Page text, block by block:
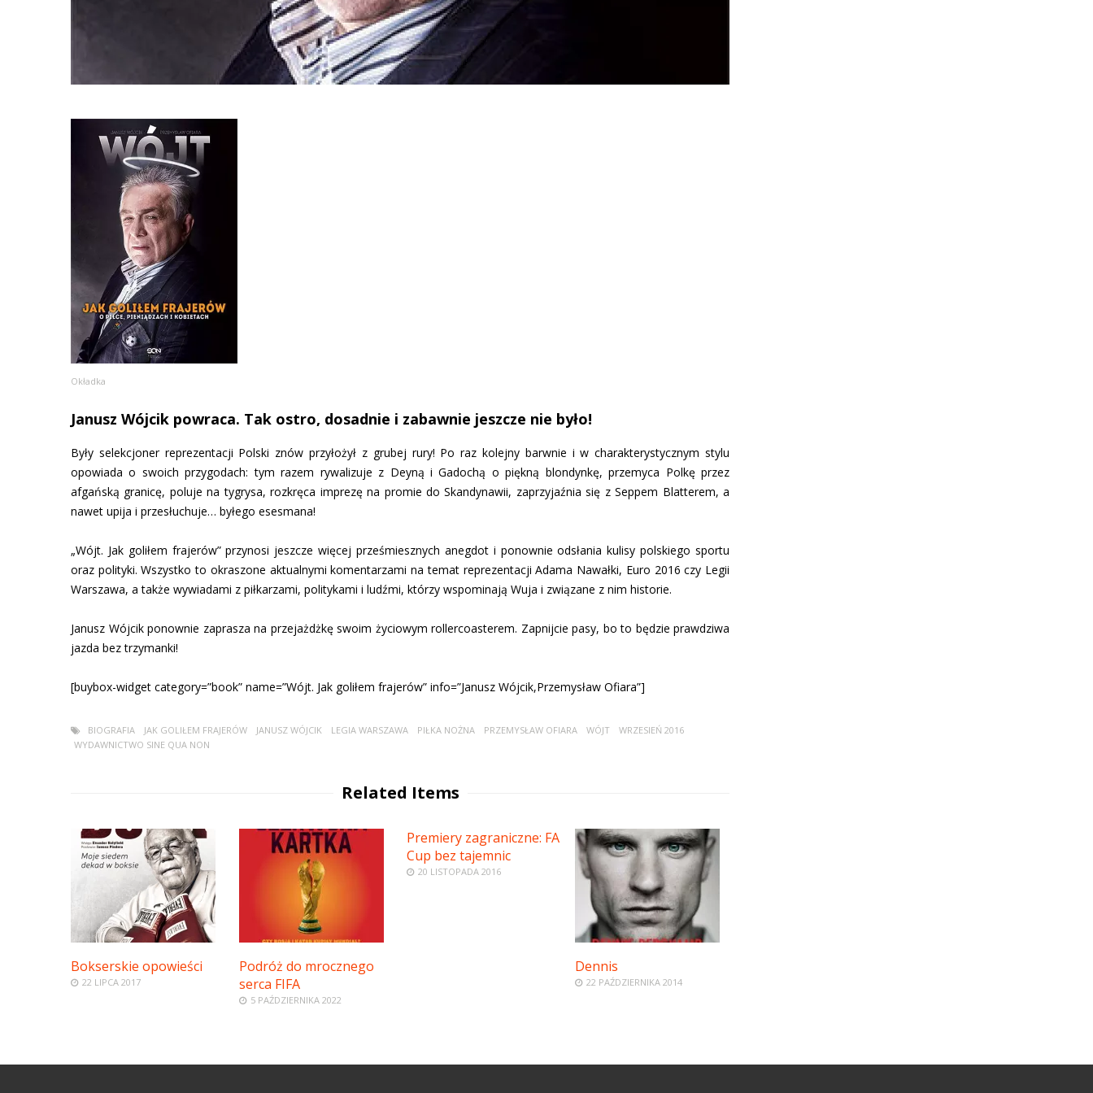
Okładka
Janusz Wójcik powraca. Tak ostro, dosadnie i zabawnie jeszcze nie było!
Były selekcjoner reprezentacji Polski znów przyłożył z grubej rury! Po raz kolejny barwnie i w charakterystycznym stylu
opowiada o swoich przygodach: tym razem rywalizuje z Deyną i Gadochą o piękną blondynkę, przemyca Polkę przez
afgańską granicę, poluje na tygrysa, rozkręca imprezę na promie do Skandynawii, zaprzyjaźnia się z Seppem Blatterem, a
nawet upija i przesłuchuje… byłego esesmana!
„Wójt. Jak goliłem frajerów” przynosi jeszcze więcej prześmiesznych anegdot i ponownie odsłania kulisy polskiego sportu
oraz polityki. Wszystko to okraszone aktualnymi komentarzami na temat reprezentacji Adama Nawałki, Euro 2016 czy Legii
Warszawa, a także wywiadami z piłkarzami, politykami i ludźmi, którzy wspominają Wuja i związane z nim historie.
Janusz Wójcik ponownie zaprasza na przejażdżkę swoim życiowym rollercoasterem. Zapnijcie pasy, bo to będzie prawdziwa
jazda bez trzymanki!
[buybox-widget category=”book” name=”Wójt. Jak goliłem frajerów” info=”Janusz Wójcik,Przemysław Ofiara”]
BIOGRAFIA JAK GOLIŁEM FRAJERÓW JANUSZ WÓJCIK LEGIA WARSZAWA PIŁKA NOŻNA PRZEMYSŁAW OFIARA WÓJT
WRZESIEŃ 2016
WYDAWNICTWO SINE QUA NON
Related Items
Bokserskie opowieści
22 LIPCA 2017
Podróż do mrocznego
serca FIFA
5 PAŹDZIERNIKA 2022
Premiery zagraniczne: FA
Cup bez tajemnic
20 LISTOPADA 2016
Dennis
22 PAŹDZIERNIKA 2014